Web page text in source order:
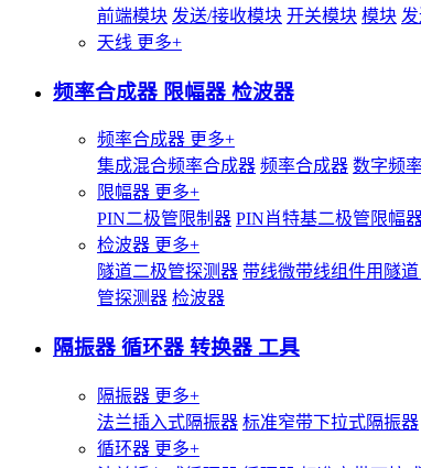
前端模块 发送/接收模块 开关模块 模块
天线 更多+
频率合成器 限幅器 检波器
频率合成器 更多+
集成混合频率合成器 频率合成器 数字频
限幅器 更多+
PIN二极管限制器 PIN肖特基二极管限幅
检波器 更多+
隧道二极管探测器 带线微带线组件用隧
管探测器 检波器
隔振器 循环器 转换器 工具
隔振器 更多+
法兰插入式隔振器 标准窄带下拉式隔振器
循环器 更多+